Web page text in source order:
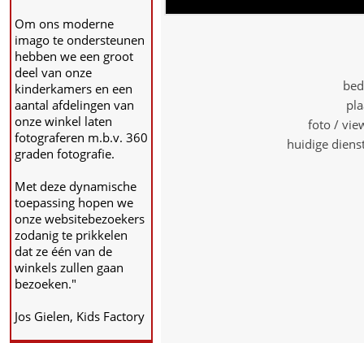
Om ons moderne
imago te ondersteunen
hebben we een groot
deel van onze
kinderkamers en een
aantal afdelingen van
onze winkel laten
fotograferen m.b.v. 360
graden fotografie.
Met deze dynamische
toepassing hopen we
onze websitebezoekers
zodanig te prikkelen
dat ze één van de
winkels zullen gaan
bezoeken."
Jos Gielen, Kids Factory
foto /
huidige